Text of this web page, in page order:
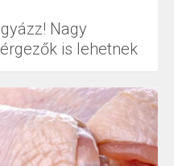
Nagy
is lehetnek